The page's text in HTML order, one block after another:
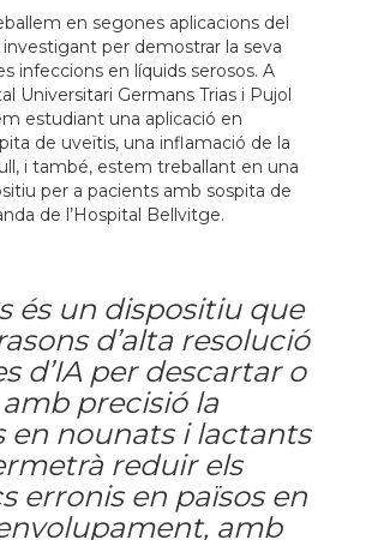
en segones aplicacions del
per demostrar la seva
infeccions en líquids serosos. A
Universitari Germans Trias i Pujol
estudiant una aplicació en
de uveïtis, una inflamació de la
i també, estem treballant en una
per a pacients amb sospita de
de l’Hospital Bellvitge.
és un dispositiu que
d’alta resolució
d’IA per descartar o
precisió la
en nounats i lactants
reduir els
erronis en països en
amb